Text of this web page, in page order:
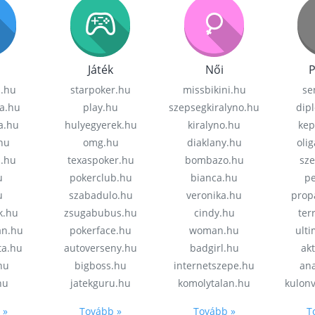
»
Játék
starpoker.hu
play.hu
hulyegyerek.hu
omg.hu
texaspoker.hu
pokerclub.hu
szabadulo.hu
zsugabubus.hu
pokerface.hu
autoverseny.hu
bigboss.hu
jatekguru.hu
Tovább »
Női
missbikini.hu
szepsegkiralyno.hu
kiralyno.hu
diaklany.hu
bombazo.hu
bianca.hu
veronika.hu
cindy.hu
woman.hu
badgirl.hu
internetszepe.hu
komolytalan.hu
Tovább »